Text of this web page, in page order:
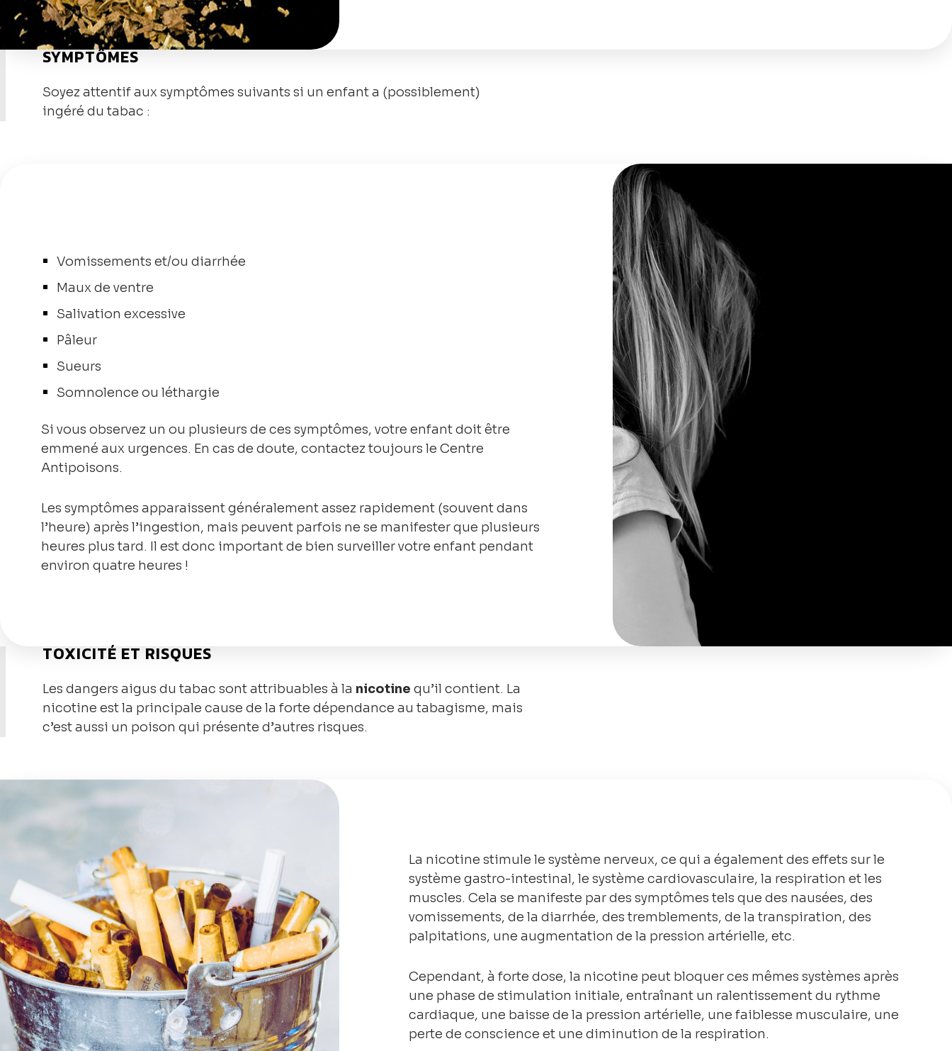
SYMPTÔMES
Soyez attentif aux symptômes suivants si un enfant a (possiblement)
ingéré du tabac :
Vomissements et/ou diarrhée
Maux de ventre
Salivation excessive
Pâleur
Sueurs
Somnolence ou léthargie
Si vous observez un ou plusieurs de ces symptômes, votre enfant doit être
emmené aux urgences. En cas de doute, contactez toujours le Centre
Antipoisons.
Les symptômes apparaissent généralement assez rapidement (souvent dans
l’heure) après l’ingestion, mais peuvent parfois ne se manifester que plusieurs
heures plus tard. Il est donc important de bien surveiller votre enfant pendant
environ quatre heures !
TOXICITÉ ET RISQUES
Les dangers aigus du tabac sont attribuables à la nicotine qu’il contient. La
nicotine est la principale cause de la forte dépendance au tabagisme, mais
c’est aussi un poison qui présente d’autres risques.
La nicotine stimule le système nerveux, ce qui a également des effets sur le
système gastro-intestinal, le système cardiovasculaire, la respiration et les
muscles. Cela se manifeste par des symptômes tels que des nausées, des
vomissements, de la diarrhée, des tremblements, de la transpiration, des
palpitations, une augmentation de la pression artérielle, etc.
Cependant, à forte dose, la nicotine peut bloquer ces mêmes systèmes après
une phase de stimulation initiale, entraînant un ralentissement du rythme
cardiaque, une baisse de la pression artérielle, une faiblesse musculaire, une
perte de conscience et une diminution de la respiration.